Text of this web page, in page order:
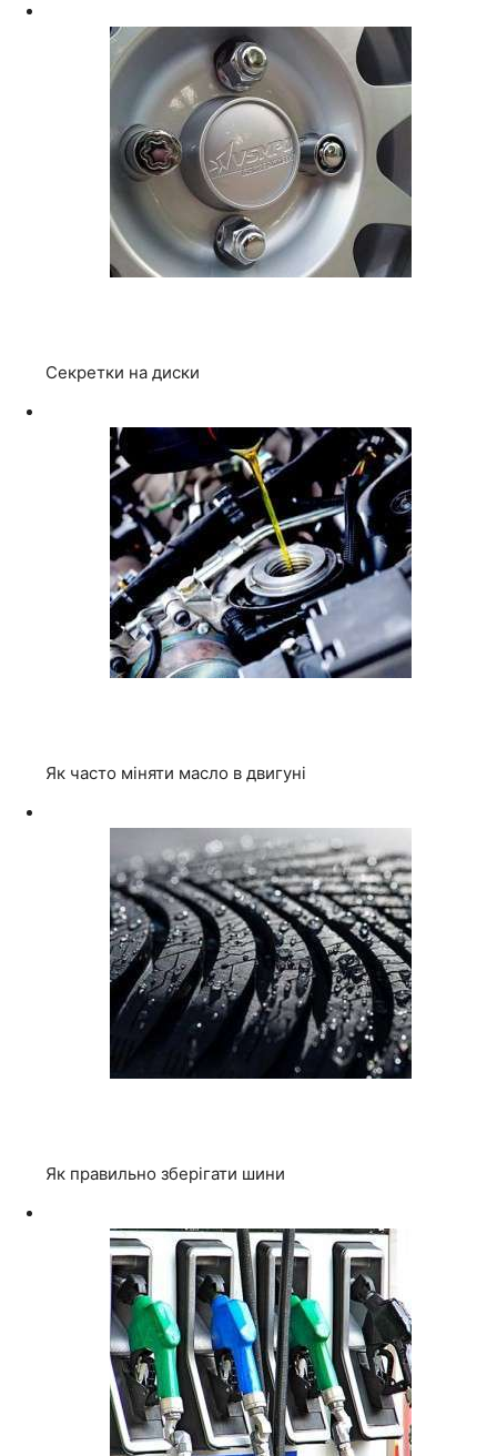
Секретки на диски
Як часто міняти масло в двигуні
Як правильно зберігати шини